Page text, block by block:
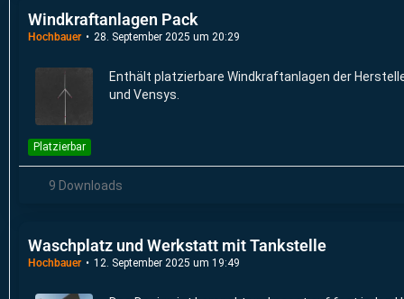
Windkraftanlagen Pack
Hochbauer 28. September 2025 um 20:29
Enthält platzierbare Windkraftanlagen der
und Vensys.
Platzierbar
9 Downloads
Waschplatz und Werkstatt mit Tankstelle
Hochbauer 12. September 2025 um 19:49